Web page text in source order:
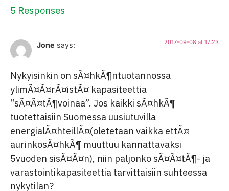
5 Responses
Jone says: 2017-09-08 at 17:23
Nykyisinkin on sÃ¤hkÃ¶ntuotannossa
ylimÃ¤Ã¤rÃ¤istÃ¤ kapasiteettia
“sÃ¤Ã¤tÃ¶voinaa”. Jos kaikki sÃ¤hkÃ¶
tuotettaisiin Suomessa uusiutuvilla
energialÃ¤hteillÃ¤(oletetaan vaikka ettÃ¤
aurinkosÃ¤hkÃ¶ muuttuu kannattavaksi
5vuoden sisÃ¤Ã¤n), niin paljonko sÃ¤Ã¤tÃ¶- ja
varastointikapasiteettia tarvittaisiin suhteessa
nykytilan?